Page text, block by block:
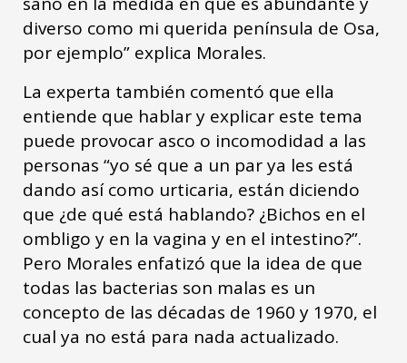
diverso como mi querida península de Osa,
por ejemplo” explica Morales.
La experta también comentó que ella
entiende que hablar y explicar este tema
puede provocar asco o incomodidad a las
personas “yo sé que a un par ya les está
dando así como urticaria, están diciendo
que ¿de qué está hablando? ¿Bichos en el
ombligo y en la vagina y en el intestino?”.
Pero Morales enfatizó que la idea de que
todas las bacterias son malas es un
concepto de las décadas de 1960 y 1970, el
cual ya no está para nada actualizado.